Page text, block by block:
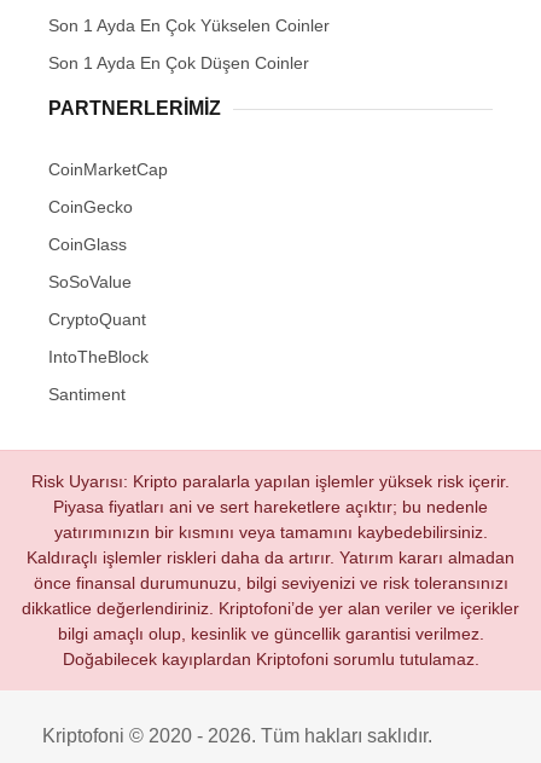
Son 1 Ayda En Çok Yükselen Coinler
Son 1 Ayda En Çok Düşen Coinler
PARTNERLERIMIZ
CoinMarketCap
CoinGecko
CoinGlass
SoSoValue
CryptoQuant
IntoTheBlock
Santiment
Risk Uyarısı: Kripto paralarla yapılan işlemler yüksek risk içerir.
Piyasa fiyatları ani ve sert hareketlere açıktır; bu nedenle
yatırımınızın bir kısmını veya tamamını kaybedebilirsiniz.
Kaldıraçlı işlemler riskleri daha da artırır. Yatırım kararı almadan
önce finansal durumunuzu, bilgi seviyenizi ve risk toleransınızı
dikkatlice değerlendiriniz. Kriptofoni’de yer alan veriler ve içerikler
bilgi amaçlı olup, kesinlik ve güncellik garantisi verilmez.
Doğabilecek kayıplardan Kriptofoni sorumlu tutulamaz.
Kriptofoni © 2020 - 2026. Tüm hakları saklıdır.